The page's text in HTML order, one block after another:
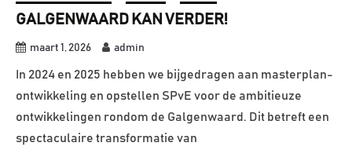
GALGENWAARD KAN VERDER!
maart 1, 2026 admin
In 2024 en 2025 hebben we bijgedragen aan masterplan-
ontwikkeling en opstellen SPvE voor de ambitieuze
ontwikkelingen rondom de Galgenwaard. Dit betreft een
spectaculaire transformatie van